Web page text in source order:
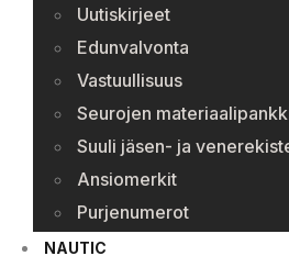
Uutiskirjeet
Edunvalvonta
Vastuullisuus
Seurojen
Suuli jäsen- ja
Ansiomerkit
Purjenumerot
NAUTIC